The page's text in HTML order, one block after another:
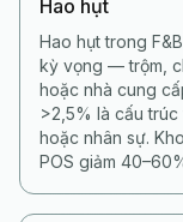
Hao hụt
Hao hụt trong
kỳ vọng — trộm,
hoặc nhà cung
>2,5% là cấu
hoặc nhân sự.
POS giảm